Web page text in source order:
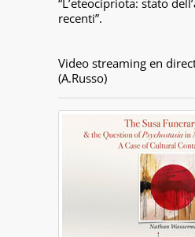
“L’eteocipriota: stato
recenti”.
Video streaming en
(A.Russo)